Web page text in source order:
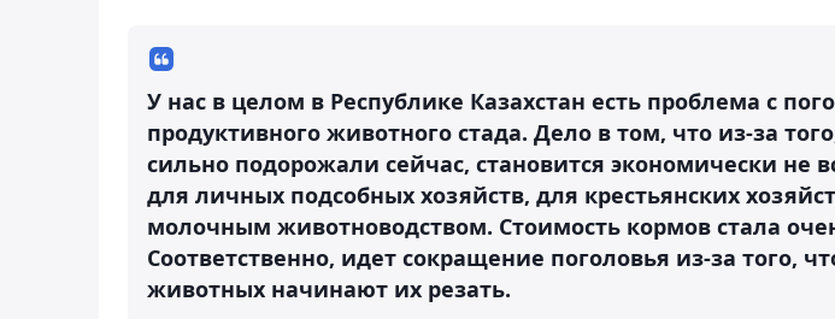
У нас в целом в Республике Казахстан есть проблема с
продуктивного животного стада. Дело в том, что из-за
сильно подорожали сейчас, становится экономически не
для личных подсобных хозяйств, для крестьянских
молочным животноводством. Стоимость кормов стала
Соответственно, идет сокращение поголовья из-за того,
животных начинают их резать.